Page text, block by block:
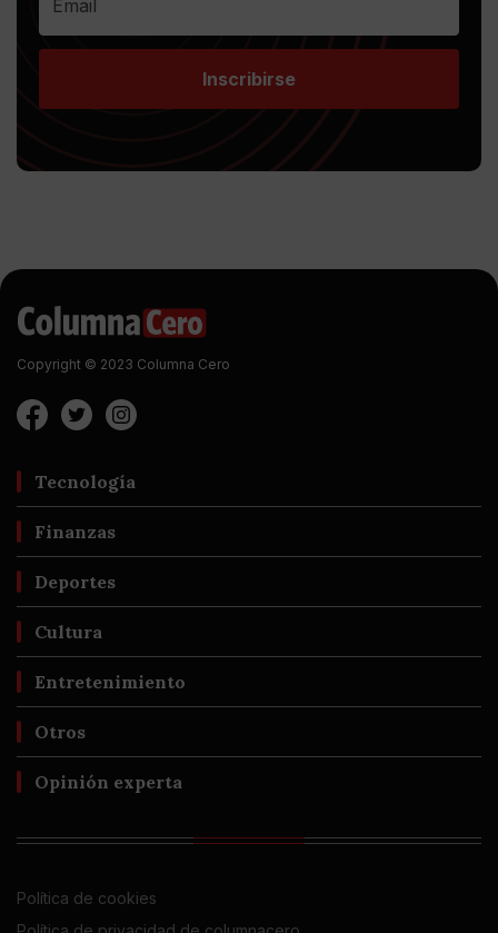
Inscribirse
Copyright © 2023 Columna Cero
Tecnología
Finanzas
Deportes
Cultura
Entretenimiento
Otros
Opinión experta
Política de cookies